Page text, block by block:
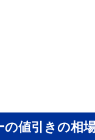
の値引きの相